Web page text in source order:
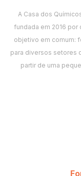
A Casa dos
fundada em 2016
objetivo em comum:
para diversos setores
partir de uma